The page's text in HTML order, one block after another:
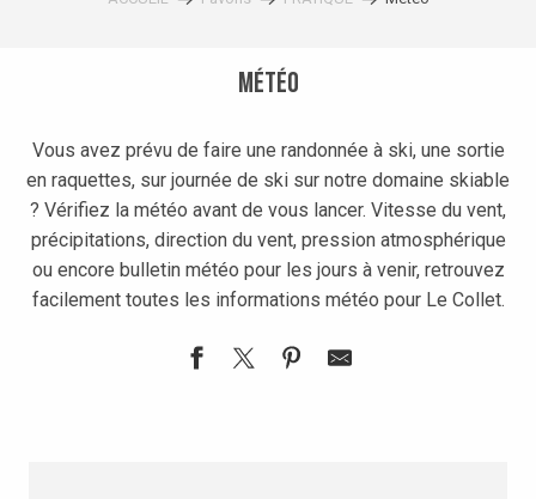
Météo
Vous avez prévu de faire une randonnée à ski, une sortie
en raquettes, sur journée de ski sur notre domaine skiable
? Vérifiez la météo avant de vous lancer. Vitesse du vent,
précipitations, direction du vent, pression atmosphérique
ou encore bulletin météo pour les jours à venir, retrouvez
facilement toutes les informations météo pour Le Collet.